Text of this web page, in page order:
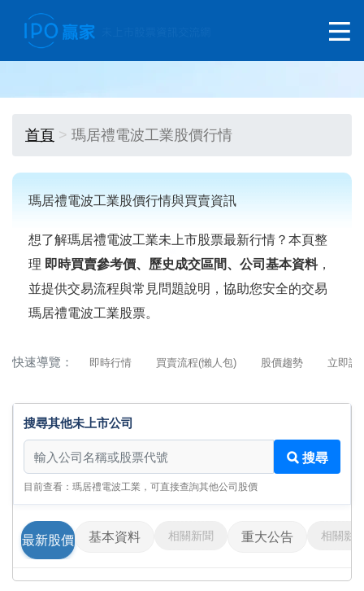
首頁 瑪居禮電波工業股價行情
瑪居禮電波工業股價行情與買賣資訊
想了解瑪居禮電波工業未上市股票最新行情？本頁整
理 即時買賣參考價、歷史成交區間、公司基本資料，
並提供交易流程與常見問題說明，協助您安全的交易
瑪居禮電波工業股票。
快速導覽： 即時行情 買賣流程(懶人包) 股價趨勢 立即詢
搜尋其他未上市公司
搜尋其他未上市公司
搜尋
目前查看：瑪居禮電波工業，可直接查詢其他公司股價
最新股價 基本資料 相關新聞 重大公告 相關影